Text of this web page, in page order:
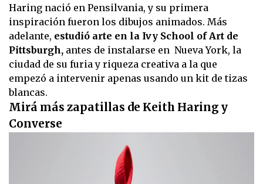
Haring nació en Pensilvania, y su primera
inspiración fueron los dibujos animados. Más
adelante, estudió arte en la Ivy School of Art de
Pittsburgh, antes de instalarse en Nueva York, la
ciudad de su furia y riqueza creativa a la que
empezó a intervenir apenas usando un kit de tizas
blancas.
Mirá más zapatillas de Keith Haring y
Converse